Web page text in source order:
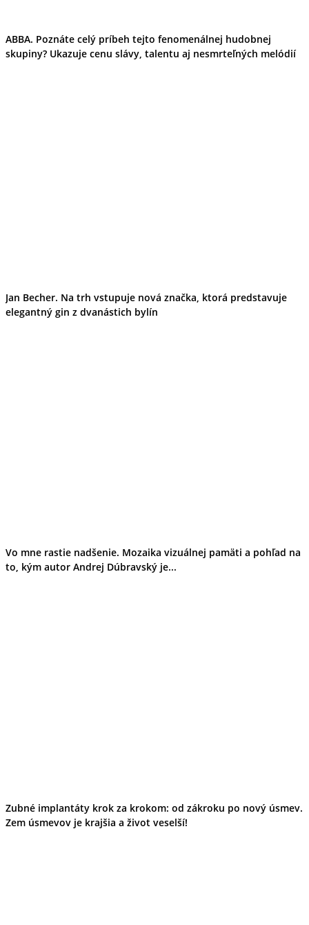
ABBA. Poznáte celý príbeh tejto fenomenálnej hudobnej
skupiny? Ukazuje cenu slávy, talentu aj nesmrteľných melódií
Jan Becher. Na trh vstupuje nová značka, ktorá predstavuje
elegantný gin z dvanástich bylín
Vo mne rastie nadšenie. Mozaika vizuálnej pamäti a pohľad na
to, kým autor Andrej Dúbravský je...
Zubné implantáty krok za krokom: od zákroku po nový úsmev.
Zem úsmevov je krajšia a život veselší!